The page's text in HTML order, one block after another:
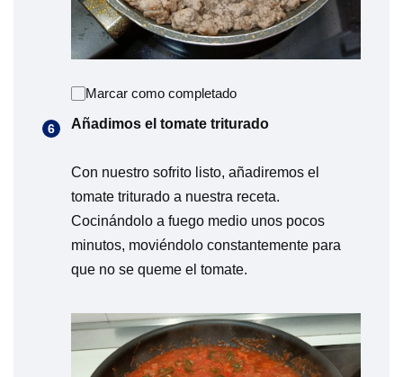
Marcar como completado
Añadimos el tomate triturado
Con nuestro sofrito listo, añadiremos el
tomate triturado a nuestra receta.
Cocinándolo a fuego medio unos pocos
minutos, moviéndolo constantemente para
que no se queme el tomate.